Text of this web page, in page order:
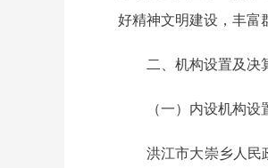
好精神文明建设，丰富
二、机构设置及决
（一）内设机构设
洪江市大崇乡人民